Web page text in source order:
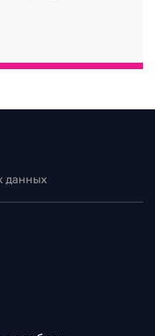
данных